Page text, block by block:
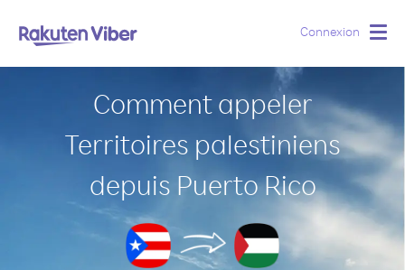
Connexion
Comment appeler
Territoires palestiniens
depuis Puerto Rico